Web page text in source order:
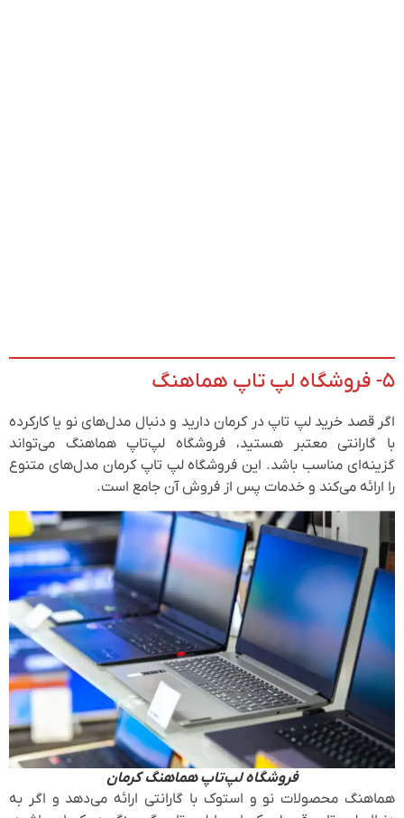
۵- فروشگاه لپ تاپ هماهنگ
اگر قصد خرید لپ تاپ در کرمان دارید و دنبال مدل‌های نو یا کارکرده
با گارانتی معتبر هستید، فروشگاه لپ‌تاپ هماهنگ می‌تواند
گزینه‌ای مناسب باشد. این فروشگاه لپ تاپ کرمان مدل‌های متنوع
را ارائه می‌کند و خدمات پس از فروش آن جامع است.
فروشگاه لپ‌تاپ هماهنگ کرمان
هماهنگ محصولات نو و استوک با گارانتی ارائه می‌دهد و اگر به